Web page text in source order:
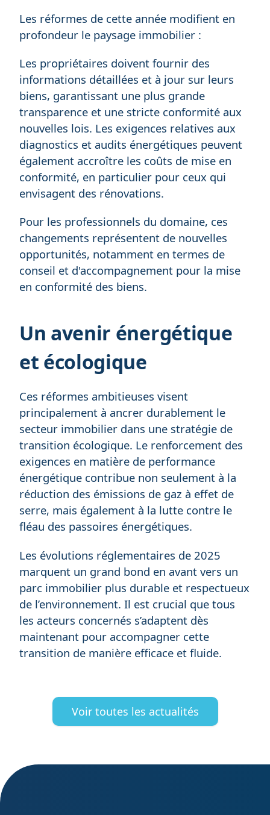
Les réformes de cette année modifient en
profondeur le paysage immobilier :
Les propriétaires doivent fournir des
informations détaillées et à jour sur leurs
biens, garantissant une plus grande
transparence et une stricte conformité aux
nouvelles lois. Les exigences relatives aux
diagnostics et audits énergétiques peuvent
également accroître les coûts de mise en
conformité, en particulier pour ceux qui
envisagent des rénovations.
Pour les professionnels du domaine, ces
changements représentent de nouvelles
opportunités, notamment en termes de
conseil et d'accompagnement pour la mise
en conformité des biens.
Un avenir énergétique
et écologique
Ces réformes ambitieuses visent
principalement à ancrer durablement le
secteur immobilier dans une stratégie de
transition écologique. Le renforcement des
exigences en matière de performance
énergétique contribue non seulement à la
réduction des émissions de gaz à effet de
serre, mais également à la lutte contre le
fléau des passoires énergétiques.
Les évolutions réglementaires de 2025
marquent un grand bond en avant vers un
parc immobilier plus durable et respectueux
de l’environnement. Il est crucial que tous
les acteurs concernés s’adaptent dès
maintenant pour accompagner cette
transition de manière efficace et fluide.
Voir toutes les actualités